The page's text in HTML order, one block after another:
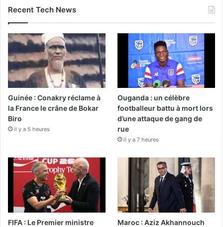
Recent Tech News
Guinée : Conakry réclame à
la France le crâne de Bokar
Biro
il y a 5 heures
Ouganda : un célèbre
footballeur battu à mort lors
d’une attaque de gang de
rue
il y a 7 heures
FIFA : Le Premier ministre
Maroc : Aziz Akhannouch